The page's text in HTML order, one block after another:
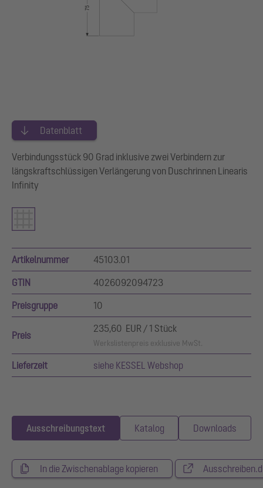
Datenblatt
Verbindungsstück 90 Grad inklusive zwei Verbindern zur
längskraftschlüssigen Verlängerung von Duschrinnen Linearis
Infinity
Artikelnummer 45103.01
GTIN 4026092094723
Preisgruppe 10
Preis
235,60 EUR / 1 Stück
Werkslistenpreis exklusive MwSt.
Lieferzeit siehe KESSEL Webshop
Ausschreibungstext Katalog Downloads
In die Zwischenablage kopieren